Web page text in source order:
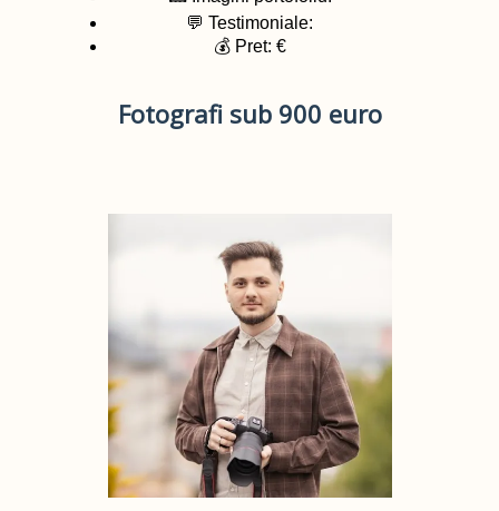
💬 Testimoniale:
💰 Pret: €
Fotografi sub 900 euro